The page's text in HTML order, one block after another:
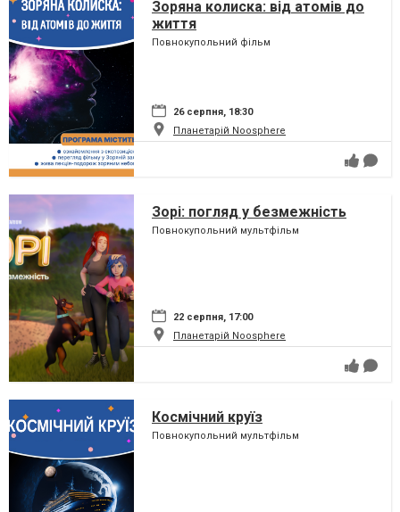
Зоряна колиска: від атомів до
життя
Повнокупольний фільм
26 серпня, 18:30
Планетарій Noosphere
Зорі: погляд у безмежність
Повнокупольний мультфільм
22 серпня, 17:00
Планетарій Noosphere
Космічний круїз
Повнокупольний мультфільм